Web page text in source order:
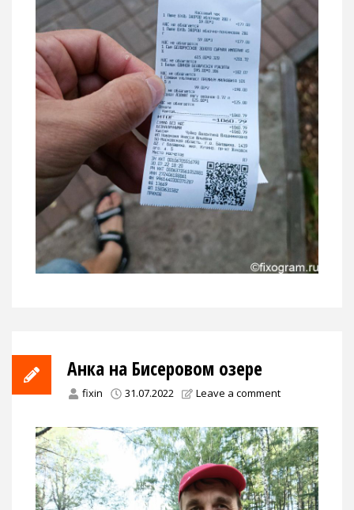
Анка на Бисеровом озере
fixin 31.07.2022 Leave a comment